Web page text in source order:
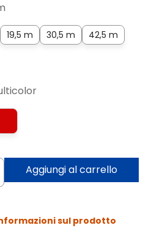
19,5 m 30,5 m
42,5 m
Aggiungi al carrello
sul prodotto